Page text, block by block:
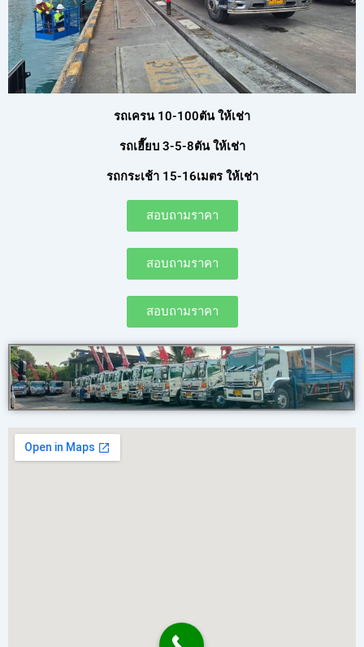
รถเครน 10-100ตัน ให้เช่า
รถเฮี๊ยบ 3-5-8ตัน ให้เช่า
รถกระเช้า 15-16เมตร ให้เช่า
สอบถามราคา
สอบถามราคา
สอบถามราคา